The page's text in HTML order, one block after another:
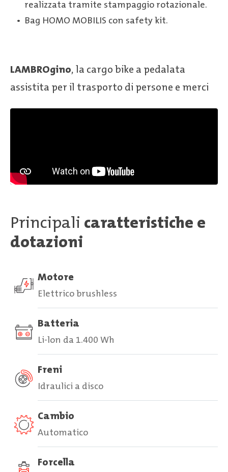
realizzata tramite stampaggio rotazionale.
Bag HOMO MOBILIS con safety kit.
LAMBROgino, la cargo bike a pedalata
assistita per il trasporto di persone e merci
Principali caratteristiche e
dotazioni
Motore
Elettrico brushless
Batteria
Li-lon da 1.400 Wh
Freni
Idraulici a disco
Cambio
Automatico
Forcella